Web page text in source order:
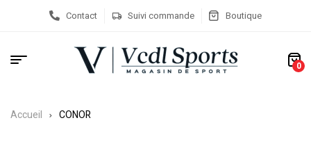
Contact Suivi commande Boutique
0
Accueil CONOR